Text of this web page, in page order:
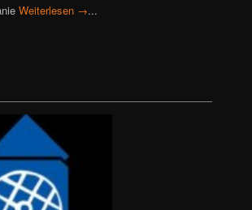
Weiterlesen →...